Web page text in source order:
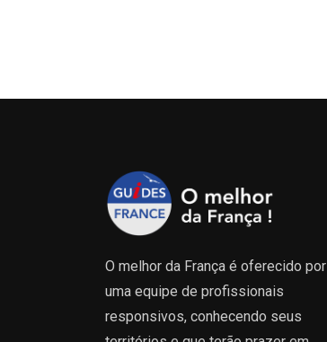
O melhor da França é oferecido por
uma equipe de profissionais
responsivos, conhecendo seus